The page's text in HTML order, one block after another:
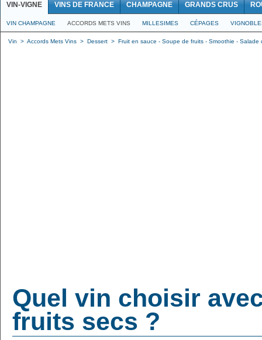
VIN-VIGNE VINS DE FRANCE CHAMPAGNE GRANDS CRUS
VIN CHAMPAGNE ACCORDS METS VINS MILLESIMES CÉPAGES
Vin > Accords Mets Vins > Dessert > Fruit en sauce - Soupe de fruits - Smoothie - Salade
Quel vin choisir
fruits secs ?